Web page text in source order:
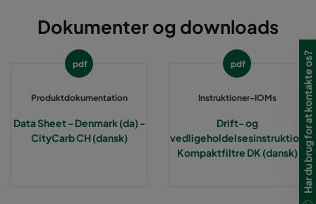
Dokumenter og downloads
pdf
Produktdokumentation
Data Sheet - Denmark (da) -
CityCarb CH (dansk)
pdf
Instruktioner-IOMs
Drift- og
vedligeholdelsesinstruktion
Kompaktfiltre DK (dansk) Har du brug for at kontakte os?